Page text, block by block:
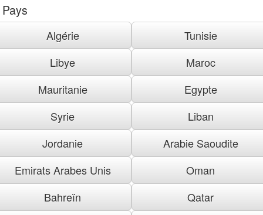
Pays
Algérie
Tunisie
Libye
Maroc
Mauritanie
Egypte
Syrie
Liban
Jordanie
Arabie Saoudite
Emirats Arabes Unis
Oman
Bahreïn
Qatar